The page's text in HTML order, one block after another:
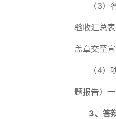
（3）
验收汇总
盖章交至
（4
题报告）
3、答